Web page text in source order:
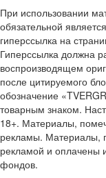
При использовании
обязательной
гиперссылка на
Гиперссылка должна
воспроизводящем
после цитируемого
обозначение
товарным знаком.
18+. Материалы,
рекламы. Материалы,
рекламой и оплачены
фондов.